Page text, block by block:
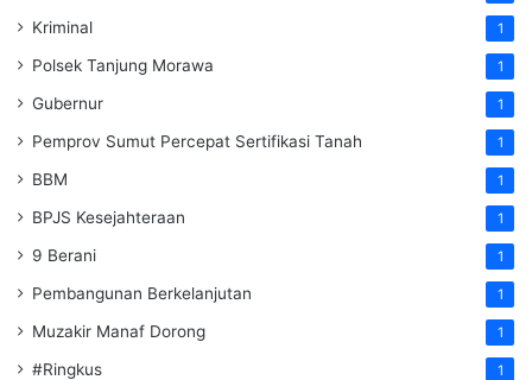
Kriminal 1
Polsek Tanjung Morawa 1
Gubernur 1
Pemprov Sumut Percepat Sertifikasi Tanah 1
BBM 1
BPJS Kesejahteraan 1
9 Berani 1
Pembangunan Berkelanjutan 1
Muzakir Manaf Dorong 1
#Ringkus 1